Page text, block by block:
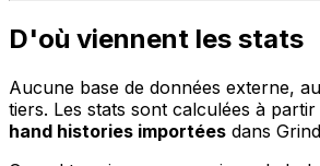
D'où viennent les stats
Aucune base de données externe,
tiers. Les stats sont calculées à partir
hand histories importées dans